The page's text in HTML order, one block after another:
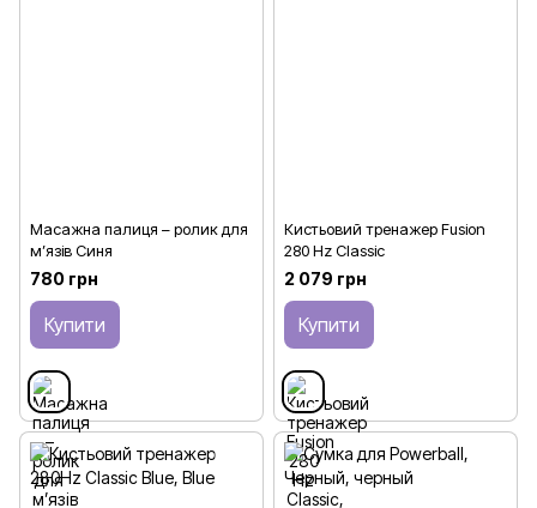
Масажна палиця – ролик для
м’язів Синя
780 грн
Купити
Кистьовий тренажер Fusion
280 Hz Classic
2 079 грн
Купити